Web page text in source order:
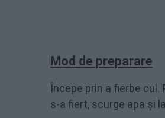
Mod de preparare
Începe prin a fierbe
s-a fiert, scurge apa și